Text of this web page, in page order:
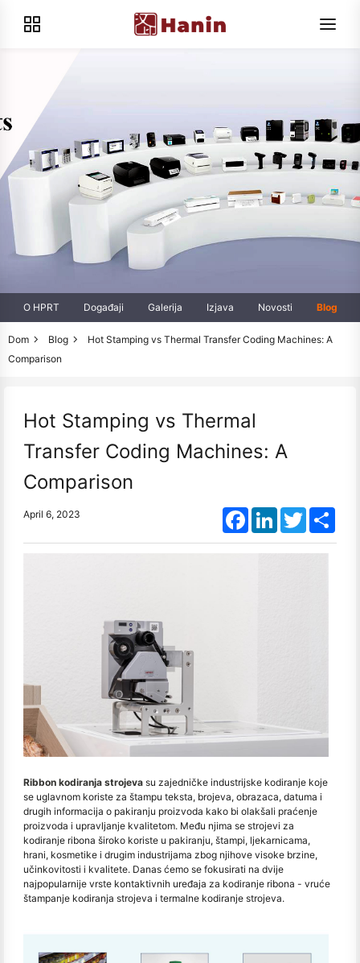
O HPRT Događaji Galerija Izjava Novosti Blog
Dom Blog
Hot Stamping vs Thermal Transfer Coding Machines: A
Comparison
Hot Stamping vs Thermal
Transfer Coding Machines: A
Comparison
April 6, 2023 FacebookLinkedInTwitter
Ribbon kodiranja strojeva su zajedničke industrijske kodiranje koje
se uglavnom koriste za štampu teksta, brojeva, obrazaca, datuma i
drugih informacija o pakiranju proizvoda kako bi olakšali praćenje
proizvoda i upravljanje kvalitetom. Među njima se strojevi za
kodiranje ribona široko koriste u pakiranju, štampi, ljekarnicama,
hrani, kosmetike i drugim industrijama zbog njihove visoke brzine,
učinkovitosti i kvalitete. Danas ćemo se fokusirati na dvije
najpopularnije vrste kontaktivnih uređaja za kodiranje ribona - vruće
štampanje kodiranja strojeva i termalne kodiranje strojeva.